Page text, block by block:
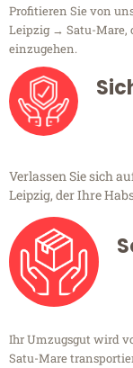
Profitieren Sie von
Leipzig → Satu-Mare,
einzugehen.
Verlassen Sie sich
Leipzig, der Ihre
Ihr Umzugsgut wird
Satu-Mare